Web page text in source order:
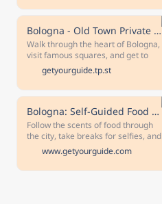
Afterwards, enjoy tasting some
local food in a historical market.
Free cancellation Cancel up to 24
hours in advance for a full refund
Reserve now & pay later Keep your
travel plans flexible - book your
spot and pay nothing today.
Bologna - Old Town Private Historic Walking Tour
Walk through the heart of Bologna,
visit famous squares, and get to
see one of the largest Sundials in
the world. You will also see the Two
Towers, the Fountain of Neptune
and famous markets.
getyourguide.tp.st
Bologna: Self-Guided Food Tasting Tour with Vouchers
Follow the scents of food through
the city, take breaks for selfies, and
get lost in the hidden streets of
Bologna's old town. Enjoy a food
tasting tour at your own pace,
www.getyourguide.com